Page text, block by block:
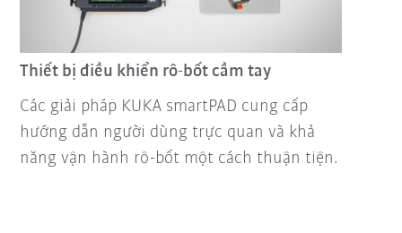
Thiết bị điều khiển rô-bốt cầm tay
Các giải pháp KUKA smartPAD cung cấp
hướng dẫn người dùng trực quan và khả
năng vận hành rô-bốt một cách thuận tiện.